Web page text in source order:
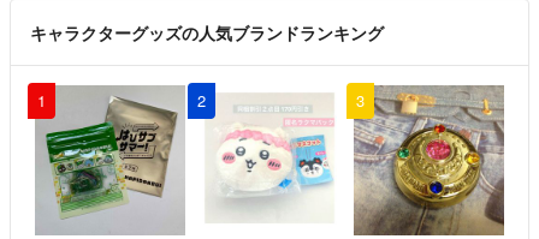
キャラクターグッズの人気ブランドランキング
1 2 3